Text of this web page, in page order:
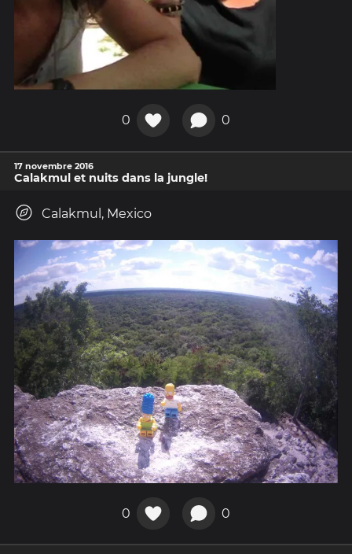
0 0
17 novembre 2016
Calakmul et nuits dans la jungle!
Calakmul, Mexico
0 0